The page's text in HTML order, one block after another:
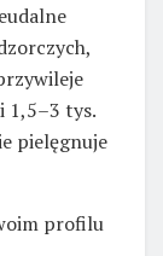
1,5–3 tys.
pielęgnuje
profilu